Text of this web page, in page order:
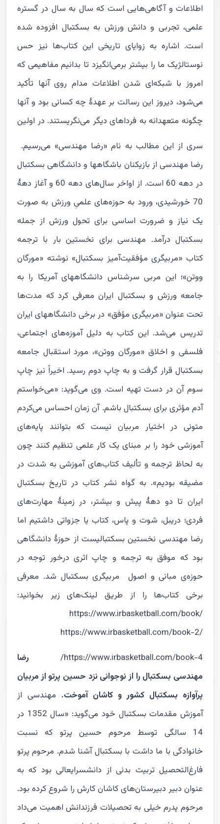
اطلاعات و آگاهی‌هایی است که سال به سال در گستره
علمی، تجربی و دانش ورزش به بسکتبال افزوده شده
است. اشاره به زوایای تاریخی این کتاب‌ها نیز حس
نوستالژیک ما را بیشتر برمی‌انگیزد تا بدانیم مفاهیمی که
امروز با شبکه‌ای شدن اطلاعات مدام روی آنها تأکید
می‌شود، دیروز این رسالت بر عهدۀ چه کسانی بود و آنها
چگونه متعهدانه به فرداهای دیگر می‌نگریستند. در اولین
سری از این مطالب به نام «رضا مهندسی» می‌رسیم.
رضا مهندسی از بازیکنان باشگاهها و دانشگاهی بسکتبال
در دهه 60 است. از اواخر سال‌های دهه 60 و آغاز دهۀ
70 خورشیدی، ورود به حوزه‌های علمیِ ورزش به صورت
یک نیاز و ضرورت اساسی برای تحول ورزش از جمله
بسکتبال درآمد. مهندسی برای نخستین بار با ترجمه
کتاب «مربیگری مؤفقیت‌آمیز بسکتبال» نوشته «مورگان
ووتن»؛ این مربی سرشناس دانشگاههای آمریکا را به
جامعه ورزش و بسکتبال ایران معرفی کرد که مدت‌ها
تحت عنوان «مربیگری مؤفق» در برخی دانشگاههای ایران
تدریس می‌شد. این کتاب به دلیل آموزه‌های اجتماعی،
فلسفی و اخلاق «مورگان ووتن»، مورد استقبال جامعه
بسکتبال قرار گرفت و به چاپ دوم رسید. اخیراً نیز چاپ
سوم آن در دست تهیه است. وی می‌گوید: «می‌خواستم
آدم مؤثری برای بسکتبال باشم. آن زمان احساس می‌کردم
متونی در اختیار مربیان نیست که بتوانند پایه‌های
آموزشی خود را بر مبنای یک کار علمی تنظیم کنند چون
به لحاظ ترجمه و تألیف کتاب‌های آموزشی به شدت در
مضیقه بودیم». به گواه نشر کتاب در تاریخ بسکتبال
ایران تا دو دهۀ پیش و بیشتر، در زمینۀ مهارت‌های
فردی؛ دریبل، شوت و پاس، کتاب یا جزواتی داشتیم اما
رضا مهندسی نخستین بسکتبالیست از حوزۀ دانشگاهی
بود که موفق به ترجمه و چاپ اثری درخور توجه در
حوزه‌ی مبانی و اصول مربیگری بسکتبال شد. معرفی
برخی کتاب‌ها را از طریق لینک‌های زیر بخوانید:
https://www.irbasketball.com/book/
https://www.irbasketball.com/book-2/
https://www.irbasketball.com/book-4/
رضا
مهندسی بسکتبال را از نوجوانی نزد حسین پرتو از مربیان
پرآوازه بسکتبال کشور و کاشان آموخت. مهندسی از
آموزش مقدمات بسکتبال خود می‌گوید: «سال 1352 در
14 سالگی توسط مرحوم حسین پرتو که نسبت
خانوادگی با ما داشت با بسکتبال آشنا شدم. مرحوم پرتو
فارغ‌التحصیل تربیت بدنی از دانشسرایعالی بود که به
عنوان دبیر دبیرستان‌های کاشان کارش را شروع کرده بود.
مرحوم پدرم خیلی به تحصیلات فرزندانش اهمیت می‌داد